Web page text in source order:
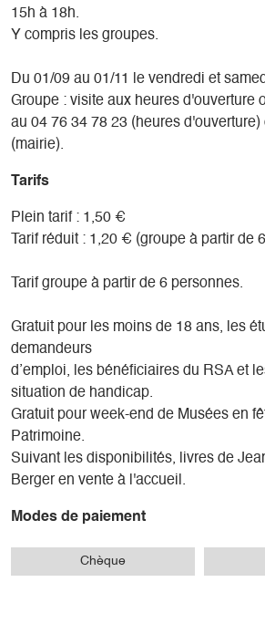
15h à 18h.
Y compris les groupes.
Du 01/09 au 01/11 le vendredi et
Groupe : visite aux heures d'ouverture
au 04 76 34 78 23 (heures d'ouverture)
(mairie).
Tarifs
Plein tarif : 1,50 €
Tarif réduit : 1,20 € (groupe à partir de
Tarif groupe à partir de 6 personnes.
Gratuit pour les moins de 18 ans, les
demandeurs
d’emploi, les bénéficiaires du RSA et
situation de handicap.
Gratuit pour week-end de Musées en
Patrimoine.
Suivant les disponibilités, livres de
Berger en vente à l'accueil.
Modes de paiement
Chèque